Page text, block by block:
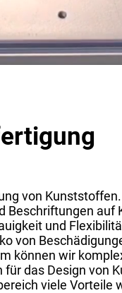
von
Beschriftungen auf
und
von
können wir
das Design von
viele Vorteile